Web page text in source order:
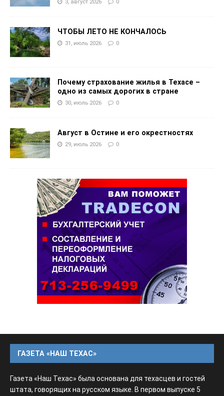
3, август 2026 0
ЧТОБЫ ЛЕТО НЕ КОНЧАЛОСЬ
31, июль 2026 0
Почему страхование жилья в Техасе –
одно из самых дорогих в стране
30, июль 2026 0
Август в Остине и его окрестностях
29, июль 2026 0
ГАЗЕТА «НАШ ТЕХАС»
Газета «Наш Техас» была основана для техасцев и гостей
штата, говорящих на русском языке. В первом выпуске 5